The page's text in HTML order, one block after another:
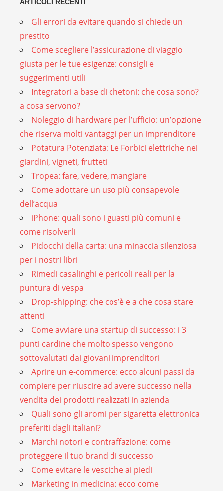
ARTICOLI RECENTI
Gli errori da evitare quando si chiede un
prestito
Come scegliere l’assicurazione di viaggio
giusta per le tue esigenze: consigli e
suggerimenti utili
Integratori a base di chetoni: che cosa sono?
a cosa servono?
Noleggio di hardware per l’ufficio: un’opzione
che riserva molti vantaggi per un imprenditore
Potatura Potenziata: Le Forbici elettriche nei
giardini, vigneti, frutteti
Tropea: fare, vedere, mangiare
Come adottare un uso più consapevole
dell’acqua
iPhone: quali sono i guasti più comuni e
come risolverli
Pidocchi della carta: una minaccia silenziosa
per i nostri libri
Rimedi casalinghi e pericoli reali per la
puntura di vespa
Drop-shipping: che cos’è e a che cosa stare
attenti
Come avviare una startup di successo: i 3
punti cardine che molto spesso vengono
sottovalutati dai giovani imprenditori
Aprire un e-commerce: ecco alcuni passi da
compiere per riuscire ad avere successo nella
vendita dei prodotti realizzati in azienda
Quali sono gli aromi per sigaretta elettronica
preferiti dagli italiani?
Marchi notori e contraffazione: come
proteggere il tuo brand di successo
Come evitare le vesciche ai piedi
Marketing in medicina: ecco come